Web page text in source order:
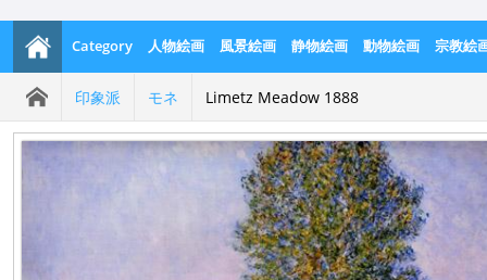
Category 人物絵画 風景絵画 静物絵画 動物絵画 宗教絵
印象派 モネ Limetz Meadow 1888